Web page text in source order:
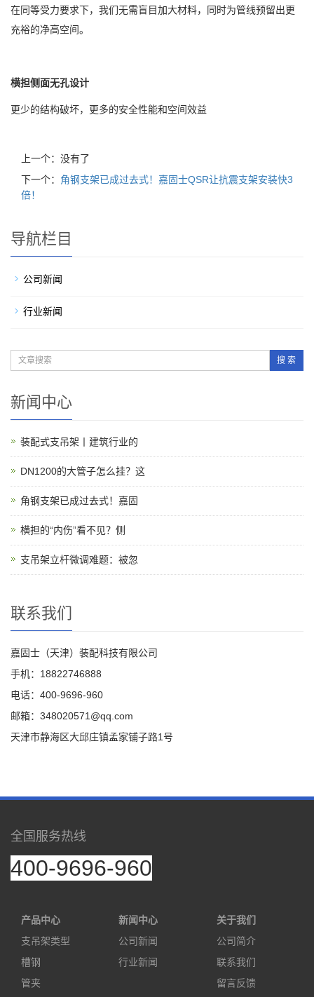
在同等受力要求下，我们无需盲目加大材料，同时为管线预留出更
充裕的净高空间。
横担侧面无孔设计
更少的结构破坏，更多的安全性能和空间效益
上一个：没有了
下一个： 角钢支架已成过去式！嘉固士QSR让抗震支架安装快3
倍！
导航栏目
公司新闻
行业新闻
搜 索
新闻中心
装配式支吊架丨建筑行业的
DN1200的大管子怎么挂？这
角钢支架已成过去式！嘉固
横担的“内伤”看不见？侧
支吊架立杆微调难题：被忽
联系我们
嘉固士（天津）装配科技有限公司
手机：18822746888
电话：400-9696-960
邮箱：348020571@qq.com
天津市静海区大邱庄镇孟家铺子路1号
全国服务热线
400-9696-960
产品中心
支吊架类型
槽钢
管夹
新闻中心
公司新闻
行业新闻
关于我们
公司简介
联系我们
留言反馈